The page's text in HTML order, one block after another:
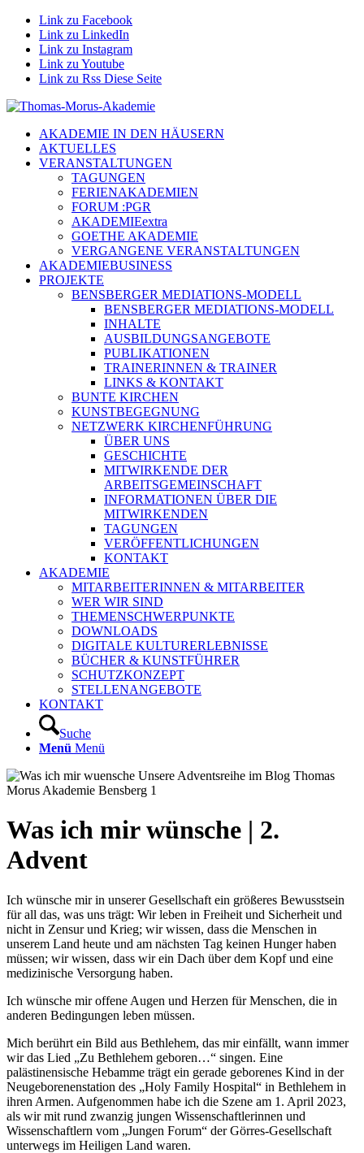
Link zu Facebook
Link zu LinkedIn
Link zu Instagram
Link zu Youtube
Link zu Rss Diese Seite
AKADEMIE IN DEN HÄUSERN
AKTUELLES
VERANSTALTUNGEN
TAGUNGEN
FERIENAKADEMIEN
FORUM :PGR
AKADEMIEextra
GOETHE AKADEMIE
VERGANGENE VERANSTALTUNGEN
AKADEMIEBUSINESS
PROJEKTE
BENSBERGER MEDIATIONS-MODELL
BENSBERGER MEDIATIONS-MODELL
INHALTE
AUSBILDUNGSANGEBOTE
PUBLIKATIONEN
TRAINERINNEN & TRAINER
LINKS & KONTAKT
BUNTE KIRCHEN
KUNSTBEGEGNUNG
NETZWERK KIRCHENFÜHRUNG
ÜBER UNS
GESCHICHTE
MITWIRKENDE DER
ARBEITSGEMEINSCHAFT
INFORMATIONEN ÜBER DIE
MITWIRKENDEN
TAGUNGEN
VERÖFFENTLICHUNGEN
KONTAKT
AKADEMIE
MITARBEITERINNEN & MITARBEITER
WER WIR SIND
THEMENSCHWERPUNKTE
DOWNLOADS
DIGITALE KULTURERLEBNISSE
BÜCHER & KUNSTFÜHRER
SCHUTZKONZEPT
STELLENANGEBOTE
KONTAKT
Suche
Menü Menü
Was ich mir wünsche | 2.
Advent
Ich wünsche mir in unserer Gesellschaft ein größeres Bewusstsein
für all das, was uns trägt: Wir leben in Freiheit und Sicherheit und
nicht in Zensur und Krieg; wir wissen, dass die Menschen in
unserem Land heute und am nächsten Tag keinen Hunger haben
müssen; wir wissen, dass wir ein Dach über dem Kopf und eine
medizinische Versorgung haben.
Ich wünsche mir offene Augen und Herzen für Menschen, die in
anderen Bedingungen leben müssen.
Mich berührt ein Bild aus Bethlehem, das mir einfällt, wann immer
wir das Lied „Zu Bethlehem geboren…“ singen. Eine
palästinensische Hebamme trägt ein gerade geborenes Kind in der
Neugeborenenstation des „Holy Family Hospital“ in Bethlehem in
ihren Armen. Aufgenommen habe ich die Szene am 1. April 2023,
als wir mit rund zwanzig jungen Wissenschaftlerinnen und
Wissenschaftlern vom „Jungen Forum“ der Görres-Gesellschaft
unterwegs im Heiligen Land waren.